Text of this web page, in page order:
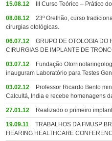
15.08.12 III Curso Teórico – Prático
08.08.12
23º Orelhão, curso
cirurgias otológicas.
06.07.12
GRUPO DE OTOLOGIA DO
CIRURGIAS DE IMPLANTE DE
03.07.12
Fundação
inauguram Laboratório para Testes
03.02.12
Professor Ricardo Bento
Calcultá, India e recebe homenagens
27.01.12 Realizado o primeiro
19.09.11
TRABALHOS DA FMUSP
HEARING HEALTHCARE